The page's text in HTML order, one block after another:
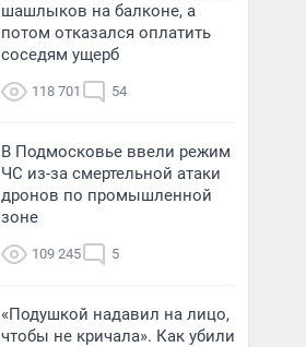
шашлыков на балконе, а
потом отказался оплатить
соседям ущерб
118 701 54
В Подмосковье ввели режим
ЧС из-за смертельной атаки
дронов по промышленной
зоне
109 245 5
«Подушкой надавил на лицо,
чтобы не кричала». Как убили